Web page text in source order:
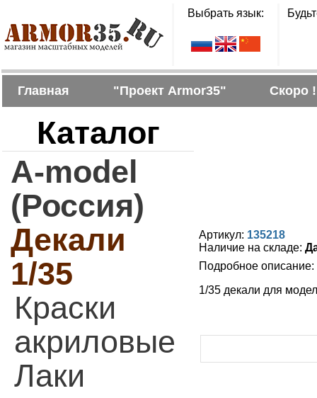
Выбрать язык:
Главная "Проект Armor35" Скоро !
Каталог
A-model
(Россия)
Декали
1/35
Краски
акриловые
Лаки
Артикул: 135218
Наличие на складе:
Подробное описание:
1/35 декали для